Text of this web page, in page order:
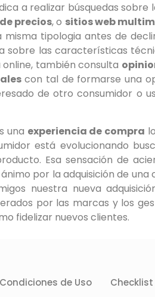
a realizar búsquedas sobre
precios, o sitios web
tipologia antes de
sobre las características
también consulta
con tal de formarse una
de otro consumidor o
una experiencia de compra
está evolucionando
Esa sensación de
por la adquisición de una
nuestra nueva
por las marcas y los
fidelizar nuevos clientes.
Condiciones de Uso Checklist